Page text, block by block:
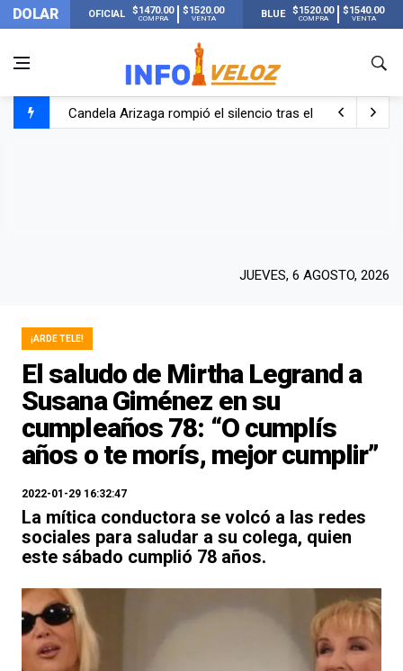
DOLAR OFICIAL $1470.00
COMPRA
$1520.00
VENTA BLUE $1520.00
COMPRA
$1540.00
VENTA
Candela Arizaga rompió el silencio tras el incidente con
JUEVES, 6 AGOSTO, 2026
¡ARDE TELE!
El saludo de Mirtha Legrand a
Susana Giménez en su
cumpleaños 78: “O cumplís
años o te morís, mejor cumplir”
2022-01-29 16:32:47
La mítica conductora se volcó a las redes
sociales para saludar a su colega, quien
este sábado cumplió 78 años.